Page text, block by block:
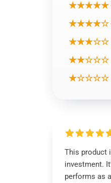
★★★★★
★★★★☆
★★★☆☆
★★☆☆☆
★☆☆☆☆
This product
investment.
performs as